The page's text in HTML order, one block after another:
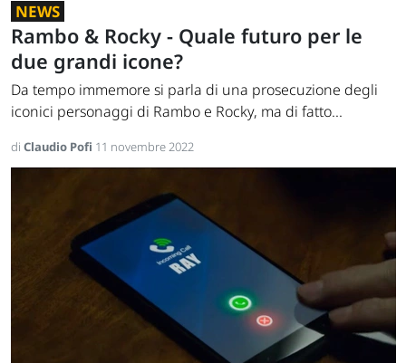
NEWS
Rambo & Rocky - Quale futuro per le
due grandi icone?
Da tempo immemore si parla di una prosecuzione degli
iconici personaggi di Rambo e Rocky, ma di fatto...
di Claudio Pofi 11 novembre 2022